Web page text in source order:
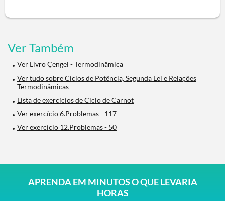
Ver Também
Ver Livro Çengel - Termodinâmica
Ver tudo sobre Ciclos de Potência, Segunda Lei e Relações
Termodinâmicas
Lista de exercícios de Ciclo de Carnot
Ver exercício 6.Problemas - 117
Ver exercício 12.Problemas - 50
APRENDA EM MINUTOS O QUE LEVARIA
HORAS